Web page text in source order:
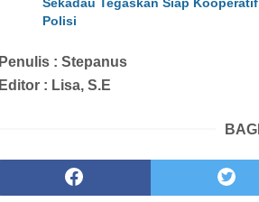
Polisi
Penulis : Stepanus
Editor : Lisa, S.E